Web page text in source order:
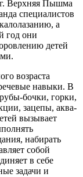
Верхняя Пышма
специалистов
а
год они
детей
возраста
навыки. В
бочки, горки,
зацепы, аква-
вызывает
набирать
собой
в себе
задачи и